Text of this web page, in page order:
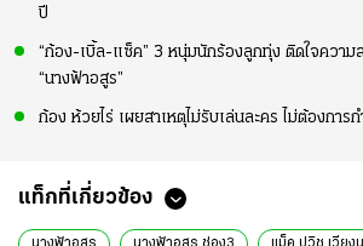
ปี
“ก้อง-เบิ้ล-แซ็ค” 3 หนุ่มนักร้องลูกทุ่ง ติดใจควา
“นางฟ้าอสูร”
ก้อง ห้วยไร่ เผยสาเหตุไม่รับเล่นละคร ไม่ต้องการ
แท็กที่เกี่ยวข้อง